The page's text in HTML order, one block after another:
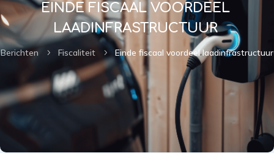
EINDE FISCAAL VOORDEEL
LAADINFRASTRUCTUUR
Berichten 5 Fiscaliteit 5 Einde fiscaal voordeel laadinfrastructuur